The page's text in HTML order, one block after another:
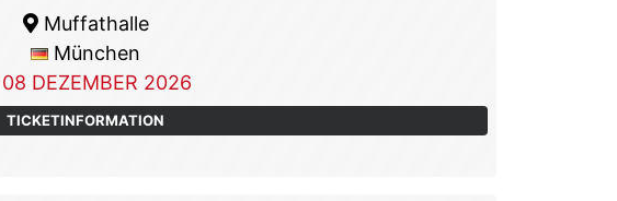
Muffathalle
München
08 DEZEMBER 2026
TICKETINFORMATION